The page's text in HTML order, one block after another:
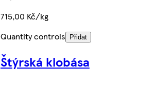
715,00 Kč/kg
Quantity controls
Přidat
Štýrská klobása